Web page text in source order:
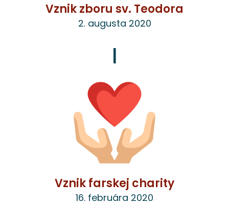
Vznik zboru sv. Teodora
2. augusta 2020
|
Vznik farskej charity
16. februára 2020